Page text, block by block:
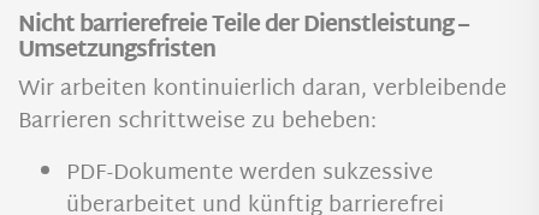
Nicht barrierefreie Teile der Dienstleistung –
Umsetzungsfristen
Wir arbeiten kontinuierlich daran, verbleibende
Barrieren schrittweise zu beheben:
PDF-Dokumente werden sukzessive
überarbeitet und künftig barrierefrei